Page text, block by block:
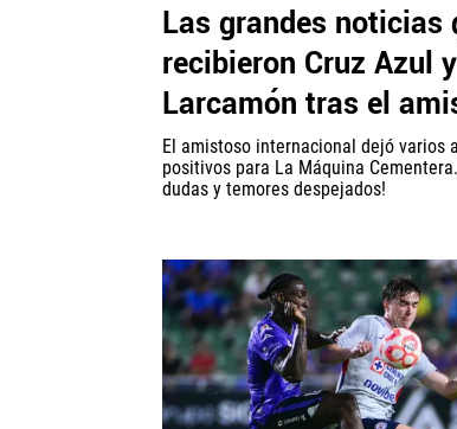
Las grandes noticias
recibieron Cruz Azul y
Larcamón tras el
El amistoso internacional dejó varios
positivos para La Máquina
dudas y temores despejados!